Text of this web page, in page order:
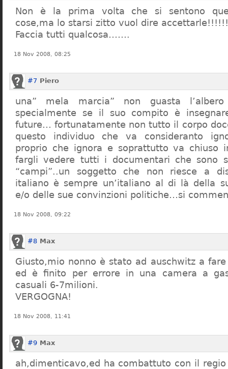
Non è la prima volta che si sentono
cose,ma lo starsi zitto vuol dire accettarle!!!!!!
Faccia tutti qualcosa…….
18 Nov 2008, 08:25
#7 Piero
una” mela marcia” non guasta
specialmente se il suo compito è
future… fortunatamente non tutto il corpo
questo individuo che va consideranto
proprio che ignora e soprattutto va chiuso
fargli vedere tutti i documentari che sono
“campi”..un soggetto che non riesce a
italiano è sempre un’italiano al di là della
e/o delle sue convinzioni politiche…si
18 Nov 2008, 09:22
#8 Max
Giusto,mio nonno è stato ad auschwitz a
ed è finito per errore in una camera a
casuali 6-7milioni.
VERGOGNA!
18 Nov 2008, 11:41
#9 Max
ah,dimenticavo,ed ha combattuto con il